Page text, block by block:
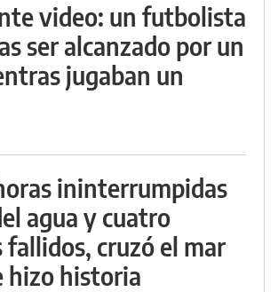
video: un futbolista
ser alcanzado por un
jugaban un
ininterrumpidas
agua y cuatro
cruzó el mar
hizo historia